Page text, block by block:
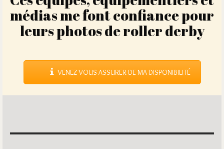
médias me font confiance pour
leurs photos de roller derby
VENEZ VOUS ASSURER DE MA DISPONIBILITÉ